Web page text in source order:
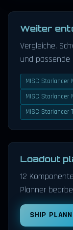
Weiter
Vergleiche,
und passende
MISC Starlancer
MISC Starlancer
MISC Starlancer
Loadout
12
Planner
SHIP